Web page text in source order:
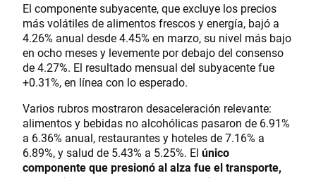
El componente subyacente, que excluye los precios
más volátiles de alimentos frescos y energía, bajó a
4.26% anual desde 4.45% en marzo, su nivel más bajo
en ocho meses y levemente por debajo del consenso
de 4.27%. El resultado mensual del subyacente fue
+0.31%, en línea con lo esperado.
Varios rubros mostraron desaceleración relevante:
alimentos y bebidas no alcohólicas pasaron de 6.91%
a 6.36% anual, restaurantes y hoteles de 7.16% a
6.89%, y salud de 5.43% a 5.25%. El único
componente que presionó al alza fue el transporte,